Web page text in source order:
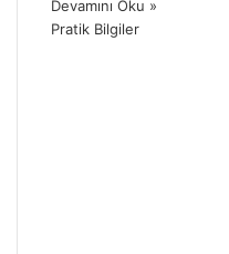
Devamını Oku »
Pratik Bilgiler